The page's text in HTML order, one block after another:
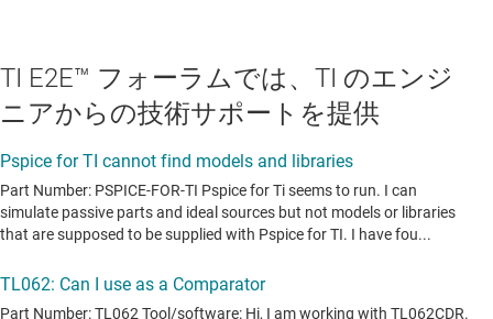
TI E2E™ フォーラムでは、TI のエンジ
ニアからの技術サポートを提供